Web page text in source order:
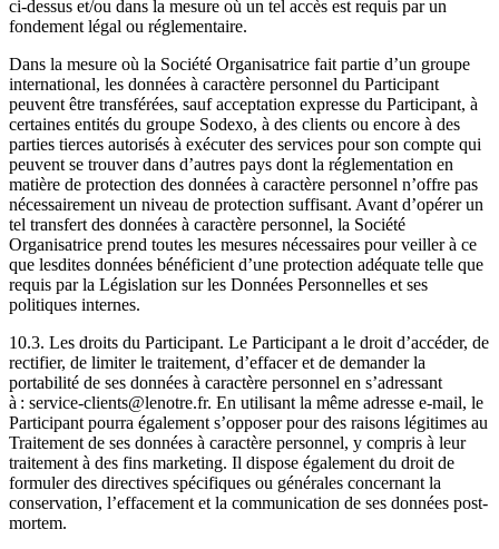
ci-dessus et/ou dans la mesure où un tel accès est requis par un
fondement légal ou réglementaire.
Dans la mesure où la Société Organisatrice fait partie d’un groupe
international, les données à caractère personnel du Participant
peuvent être transférées, sauf acceptation expresse du Participant, à
certaines entités du groupe Sodexo, à des clients ou encore à des
parties tierces autorisés à exécuter des services pour son compte qui
peuvent se trouver dans d’autres pays dont la réglementation en
matière de protection des données à caractère personnel n’offre pas
nécessairement un niveau de protection suffisant. Avant d’opérer un
tel transfert des données à caractère personnel, la Société
Organisatrice prend toutes les mesures nécessaires pour veiller à ce
que lesdites données bénéficient d’une protection adéquate telle que
requis par la Législation sur les Données Personnelles et ses
politiques internes.
10.3. Les droits du Participant. Le Participant a le droit d’accéder, de
rectifier, de limiter le traitement, d’effacer et de demander la
portabilité de ses données à caractère personnel en s’adressant
à : service-clients@lenotre.fr. En utilisant la même adresse e-mail, le
Participant pourra également s’opposer pour des raisons légitimes au
Traitement de ses données à caractère personnel, y compris à leur
traitement à des fins marketing. Il dispose également du droit de
formuler des directives spécifiques ou générales concernant la
conservation, l’effacement et la communication de ses données post-
mortem.